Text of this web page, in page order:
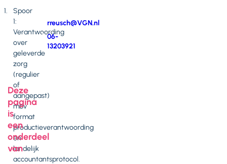
Spoor
1:
Verantwoording
over
geleverde
zorg
(regulier
of
aangepast)
mbv
format
productieverantwoording
en
landelijk
accountantsprotocol.
mail
rreusch@VGN.nl
Telefoonnummer
06-
13203921
Deze
pagina
is
een
onderdeel
van